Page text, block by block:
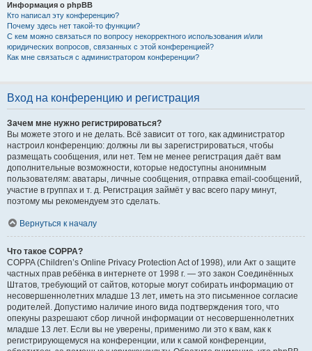
Информация о phpBB
Кто написал эту конференцию?
Почему здесь нет такой-то функции?
С кем можно связаться по вопросу некорректного использования и/или
юридических вопросов, связанных с этой конференцией?
Как мне связаться с администратором конференции?
Вход на конференцию и регистрация
Зачем мне нужно регистрироваться?
Вы можете этого и не делать. Всё зависит от того, как администратор
настроил конференцию: должны ли вы зарегистрироваться, чтобы
размещать сообщения, или нет. Тем не менее регистрация даёт вам
дополнительные возможности, которые недоступны анонимным
пользователям: аватары, личные сообщения, отправка email-сообщений,
участие в группах и т. д. Регистрация займёт у вас всего пару минут,
поэтому мы рекомендуем это сделать.
Вернуться к началу
Что такое COPPA?
COPPA (Children’s Online Privacy Protection Act of 1998), или Акт о защите
частных прав ребёнка в интернете от 1998 г. — это закон Соединённых
Штатов, требующий от сайтов, которые могут собирать информацию от
несовершеннолетних младше 13 лет, иметь на это письменное согласие
родителей. Допустимо наличие иного вида подтверждения того, что
опекуны разрешают сбор личной информации от несовершеннолетних
младше 13 лет. Если вы не уверены, применимо ли это к вам, как к
регистрирующемуся на конференции, или к самой конференции,